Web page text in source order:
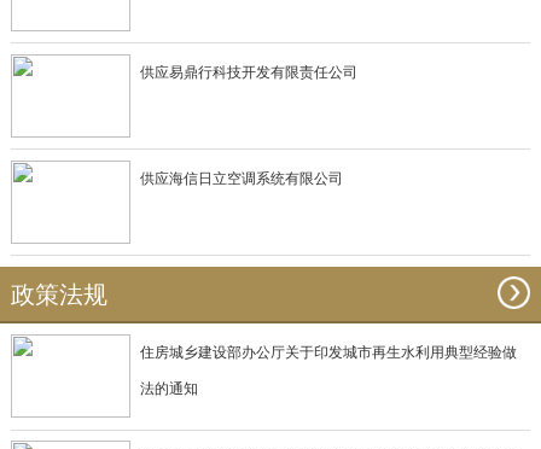
供应易鼎行科技开发有限责任公司
供应海信日立空调系统有限公司
政策法规
住房城乡建设部办公厅关于印发城市再生水利用典型经验做
法的通知